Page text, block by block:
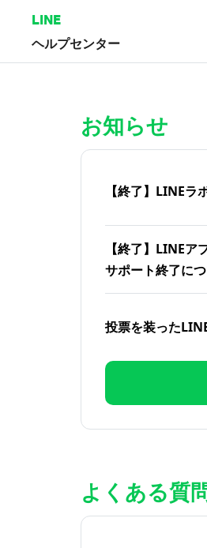
LINE
ヘルプセンター
お知らせ
【終了】LINE
【終了】LINE
サポート終了に
投票を装った
よくある質